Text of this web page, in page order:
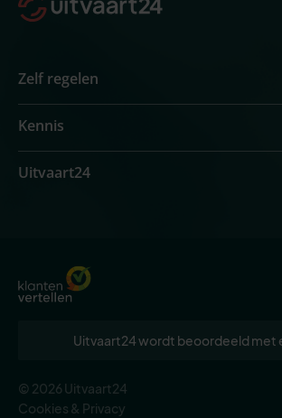
Zelf regelen
Kennis
Uitvaart24
Uitvaart24 wordt beoordeeld met
© 2026 Uitvaart24
Cookies & Privacy